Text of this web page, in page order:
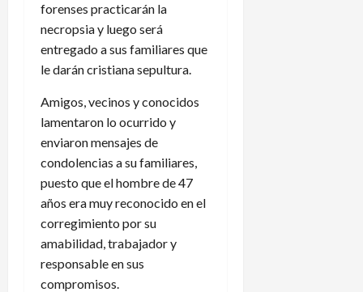
forenses practicarán la
necropsia y luego será
entregado a sus familiares que
le darán cristiana sepultura.
Amigos, vecinos y conocidos
lamentaron lo ocurrido y
enviaron mensajes de
condolencias a su familiares,
puesto que el hombre de 47
años era muy reconocido en el
corregimiento por su
amabilidad, trabajador y
responsable en sus
compromisos.